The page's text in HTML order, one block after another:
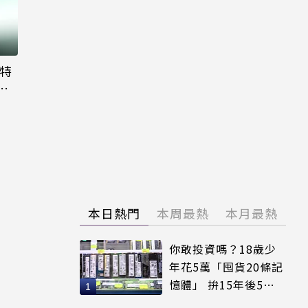
本日熱門 本周最熱 本月最熱
你敢投資嗎？18歲少
年花5萬「囤貨20條記
憶體」 拚15年後5倍